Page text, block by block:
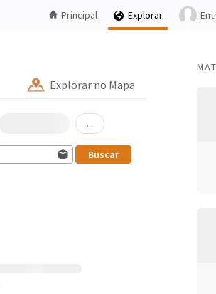
Explorar
Principal
Explorar no Mapa
...